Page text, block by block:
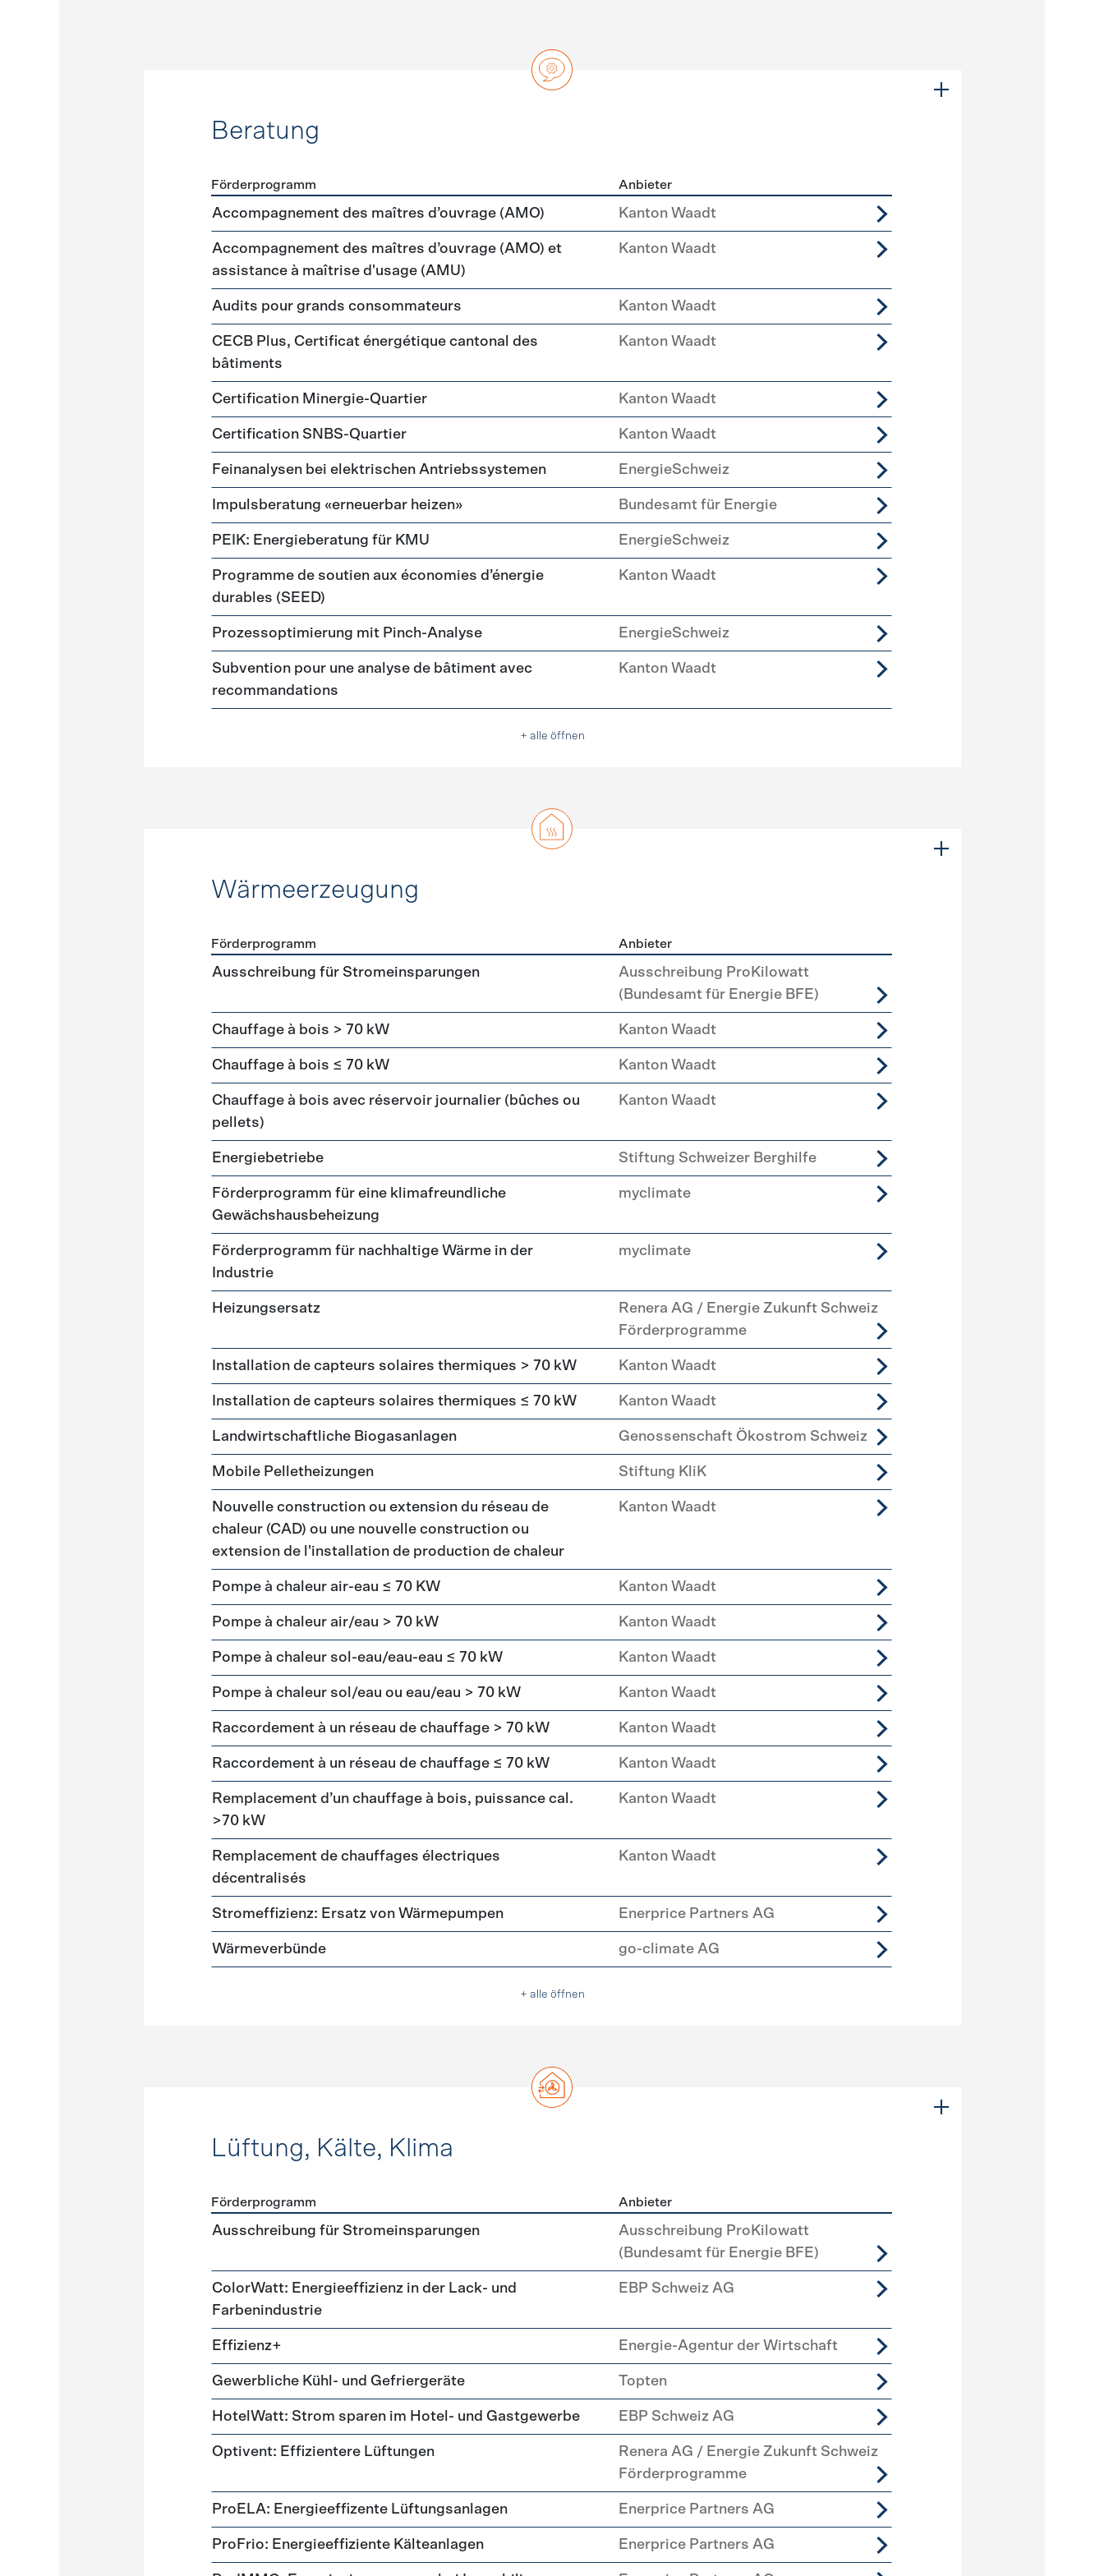
Beratung
Förderprogramme Beratung
Förderprogramm Anbieter
Accompagnement des maîtres d’ouvrage (AMO) Kanton Waadt
Accompagnement des maîtres d’ouvrage (AMO) et
assistance à maîtrise d'usage (AMU)
Kanton Waadt
Audits pour grands consommateurs Kanton Waadt
CECB Plus, Certificat énergétique cantonal des
bâtiments
Kanton Waadt
Certification Minergie-Quartier Kanton Waadt
Certification SNBS-Quartier Kanton Waadt
Feinanalysen bei elektrischen Antriebssystemen EnergieSchweiz
Impulsberatung «erneuerbar heizen» Bundesamt für Energie
PEIK: Energieberatung für KMU EnergieSchweiz
Programme de soutien aux économies d’énergie
durables (SEED)
Kanton Waadt
Prozessoptimierung mit Pinch-Analyse EnergieSchweiz
Subvention pour une analyse de bâtiment avec
recommandations
Kanton Waadt
+ alle öffnen
Wärmeerzeugung
Förderprogramme Wärmeerzeugung
Förderprogramm Anbieter
Ausschreibung für Stromeinsparungen
Ausschreibung ProKilowatt
(Bundesamt für Energie BFE)
Chauffage à bois > 70 kW Kanton Waadt
Chauffage à bois ≤ 70 kW Kanton Waadt
Chauffage à bois avec réservoir journalier (bûches ou
pellets)
Kanton Waadt
Energiebetriebe Stiftung Schweizer Berghilfe
Förderprogramm für eine klimafreundliche
Gewächshausbeheizung
myclimate
Förderprogramm für nachhaltige Wärme in der
Industrie
myclimate
Heizungsersatz
Renera AG / Energie Zukunft Schweiz
Förderprogramme
Installation de capteurs solaires thermiques > 70 kW Kanton Waadt
Installation de capteurs solaires thermiques ≤ 70 kW Kanton Waadt
Landwirtschaftliche Biogasanlagen Genossenschaft Ökostrom Schweiz
Mobile Pelletheizungen Stiftung KliK
Nouvelle construction ou extension du réseau de
chaleur (CAD) ou une nouvelle construction ou
extension de l'installation de production de chaleur
Kanton Waadt
Pompe à chaleur air-eau ≤ 70 KW Kanton Waadt
Pompe à chaleur air/eau > 70 kW Kanton Waadt
Pompe à chaleur sol-eau/eau-eau ≤ 70 kW Kanton Waadt
Pompe à chaleur sol/eau ou eau/eau > 70 kW Kanton Waadt
Raccordement à un réseau de chauffage > 70 kW Kanton Waadt
Raccordement à un réseau de chauffage ≤ 70 kW Kanton Waadt
Remplacement d’un chauffage à bois, puissance cal.
>70 kW
Kanton Waadt
Remplacement de chauffages électriques
décentralisés
Kanton Waadt
Stromeffizienz: Ersatz von Wärmepumpen Enerprice Partners AG
Wärmeverbünde go-climate AG
+ alle öffnen
Lüftung, Kälte, Klima
Förderprogramme Lüftung, Kälte, Klima
Förderprogramm Anbieter
Ausschreibung für Stromeinsparungen
Ausschreibung ProKilowatt
(Bundesamt für Energie BFE)
ColorWatt: Energieeffizienz in der Lack- und
Farbenindustrie
EBP Schweiz AG
Effizienz+ Energie-Agentur der Wirtschaft
Gewerbliche Kühl- und Gefriergeräte Topten
HotelWatt: Strom sparen im Hotel- und Gastgewerbe EBP Schweiz AG
Optivent: Effizientere Lüftungen
Renera AG / Energie Zukunft Schweiz
Förderprogramme
ProELA: Energieeffizente Lüftungsanlagen Enerprice Partners AG
ProFrio: Energieeffiziente Kälteanlagen Enerprice Partners AG